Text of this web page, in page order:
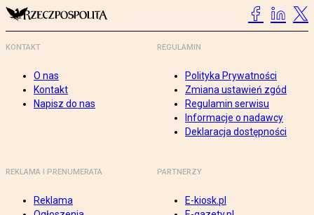
KONTAKT
O nas
Kontakt
Napisz do nas
REGULAMIN
Polityka Prywatności
Zmiana ustawień zgód
Regulamin serwisu
Informacje o nadawcy
Deklaracja dostępności
REKLAMA I PRENUMERATA
Reklama
PARTNERZY
E-kiosk.pl